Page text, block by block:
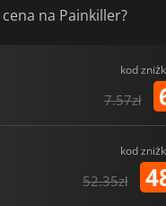
na Painkiller?
kod
7.57zł
kod
52.35zł